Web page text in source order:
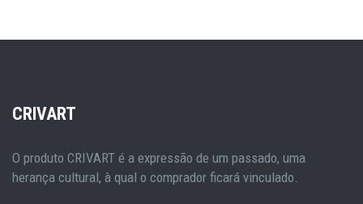
CRIVART
O produto CRIVART é a expressão de um passado, uma
herança cultural, à qual o comprador ficará vinculado.